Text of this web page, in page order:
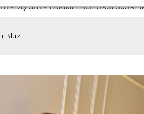
DIŞ GİYİMTAKIMELBİSEAKSESUAR
Bluz